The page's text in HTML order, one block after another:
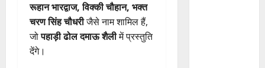
रूहान भारद्वाज, विक्की चौहान, भक्त
चरण सिंह चौधरीजैसे नाम शामिल हैं,
जोपहाड़ी ढोल दमाऊ शैलीमें प्रस्तुति
देंगे।